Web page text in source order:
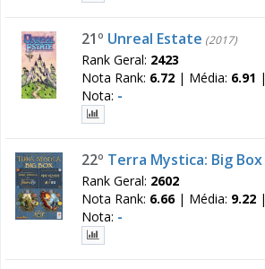
21º Unreal Estate (2017)
Rank Geral: 2423
Nota Rank: 6.72 | Média: 6.91 |
Nota: -
22º Terra Mystica: Big Box
Rank Geral: 2602
Nota Rank: 6.66| Média: 9.22 |
Nota: -